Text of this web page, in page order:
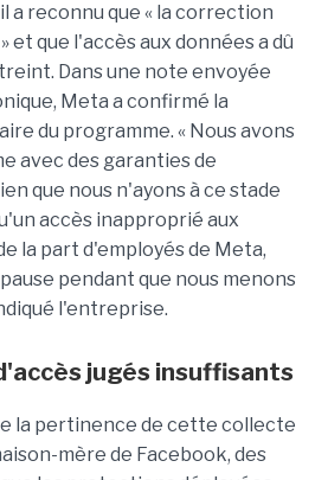
a reconnu que « la correction
et que l'accès aux données a dû
Dans une note envoyée
Meta a confirmé la
du programme. « Nous avons
avec des garanties de
que nous n'ayons à ce stade
accès inapproprié aux
la part d'employés de Meta,
pendant que nous menons
l'entreprise.
jugés insuffisants
la pertinence de cette collecte
mère de Facebook, des